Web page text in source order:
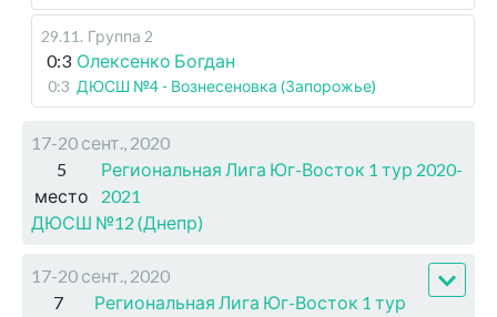
29.11 . Группа 2
0:3 Олексенко Богдан
0:3 ДЮСШ №4 - Вознесеновка (Запорожье)
17-20 сент., 2020
5
место
Региональная Лига Юг-Восток 1 тур 2020-
2021
ДЮСШ №12 (Днепр)
17-20 сент., 2020
7
Региональная Лига Юг-Восток 1 тур